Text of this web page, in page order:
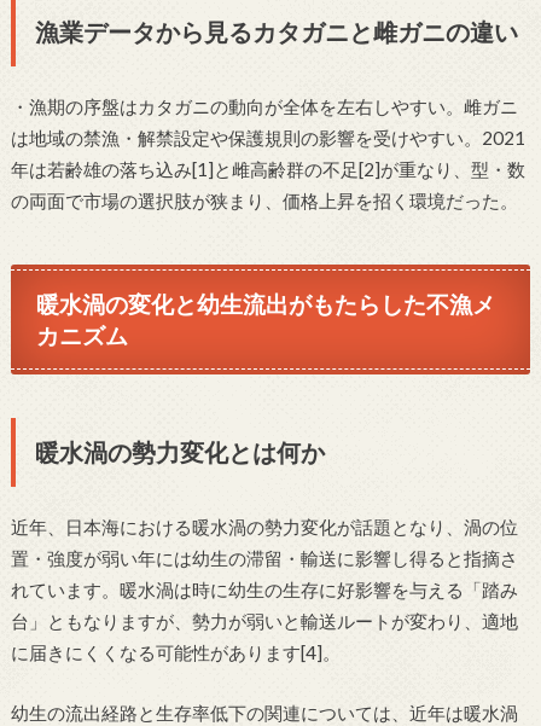
漁業データから見るカタガニと雌ガニの違い
・漁期の序盤はカタガニの動向が全体を左右しやすい。雌ガニ
は地域の禁漁・解禁設定や保護規則の影響を受けやすい。2021
年は若齢雄の落ち込み[1]と雌高齢群の不足[2]が重なり、型・数
の両面で市場の選択肢が狭まり、価格上昇を招く環境だった。
暖水渦の変化と幼生流出がもたらした不漁メ
カニズム
暖水渦の勢力変化とは何か
近年、日本海における暖水渦の勢力変化が話題となり、渦の位
置・強度が弱い年には幼生の滞留・輸送に影響し得ると指摘さ
れています。暖水渦は時に幼生の生存に好影響を与える「踏み
台」ともなりますが、勢力が弱いと輸送ルートが変わり、適地
に届きにくくなる可能性があります[4]。
幼生の流出経路と生存率低下の関連については、近年は暖水渦